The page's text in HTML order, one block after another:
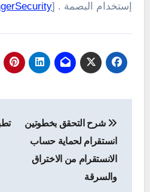
إستخدام البصمة . [
المقالات
شرح التحقق بخطوتين
انستقرام لحماية حساب
الانستقرام من الاختراق
والسرقة